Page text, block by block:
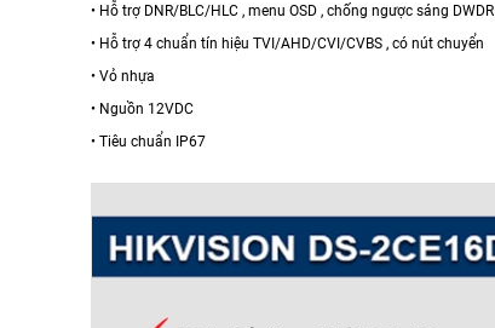
• Hỗ trợ DNR/BLC/HLC , menu OSD , chống ngược sáng DWDR
• Hỗ trợ 4 chuẩn tín hiệu TVI/AHD/CVI/CVBS , có nút chuyển
• Vỏ nhựa
• Nguồn 12VDC
• Tiêu chuẩn IP67